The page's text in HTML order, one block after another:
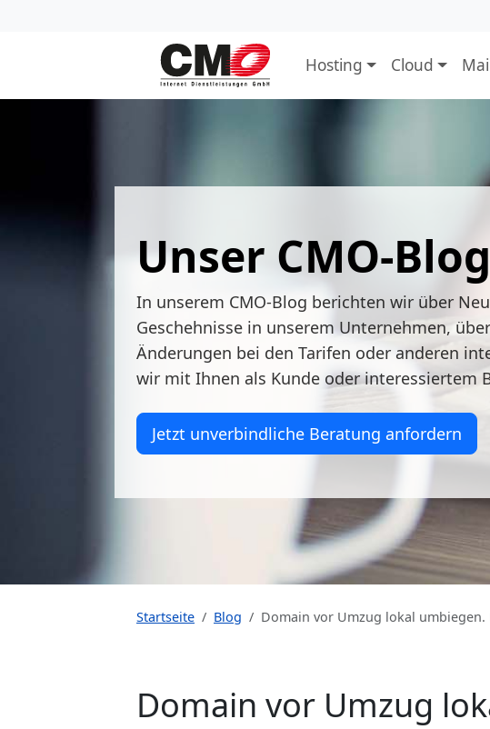
Hosting Cloud
Unser CMO-Blog
In unserem CMO-Blog berichten wir über
Geschehnisse in unserem Unternehmen,
Änderungen bei den Tarifen oder anderen
wir mit Ihnen als Kunde oder interessiertem
Jetzt unverbindliche Beratung anfordern
Startseite Blog Domain vor Umzug lokal
Domain vor Umzug